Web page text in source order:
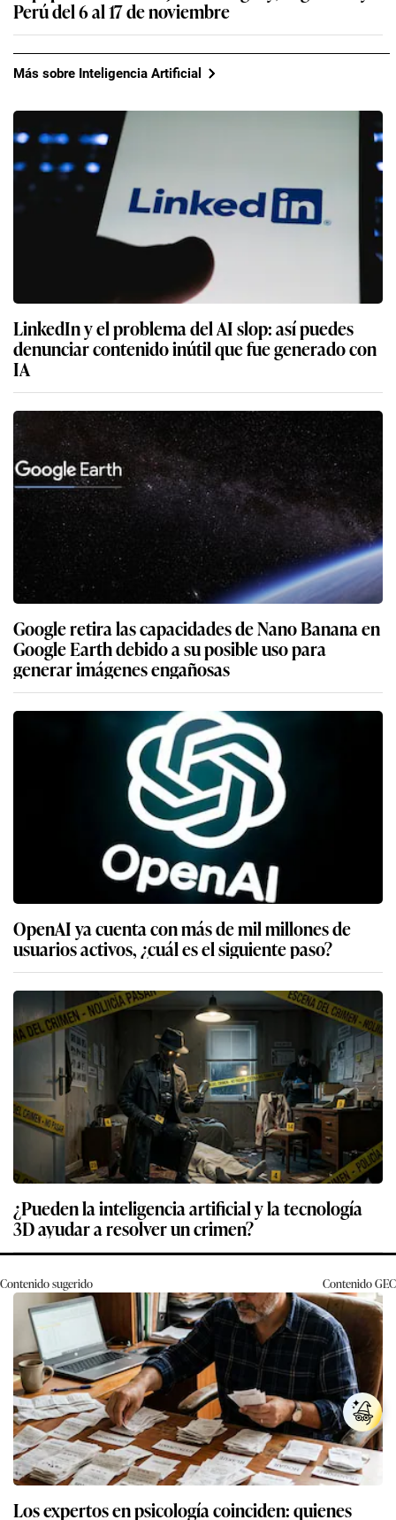
Perú del 6 al 17 de noviembre
Más sobre Inteligencia Artificial
LinkedIn y el problema del AI slop: así puedes
denunciar contenido inútil que fue generado con
IA
Google retira las capacidades de Nano Banana en
Google Earth debido a su posible uso para
generar imágenes engañosas
OpenAI ya cuenta con más de mil millones de
usuarios activos, ¿cuál es el siguiente paso?
¿Pueden la inteligencia artificial y la tecnología
3D ayudar a resolver un crimen?
Contenido sugerido ContenidoGEC
Los expertos en psicología coinciden: quienes